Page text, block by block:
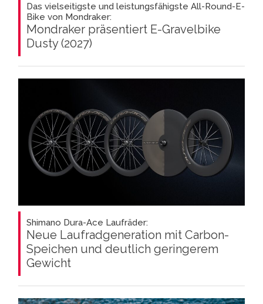
Das vielseitigste und leistungsfähigste All-Round-E-
Bike von Mondraker:
Mondraker präsentiert E-Gravelbike
Dusty (2027)
Shimano Dura-Ace Laufräder:
Neue Laufradgeneration mit Carbon-
Speichen und deutlich geringerem
Gewicht